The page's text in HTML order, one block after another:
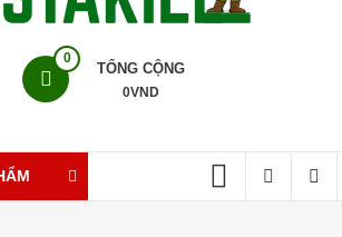
0
TỔNG CỘNG
0VND